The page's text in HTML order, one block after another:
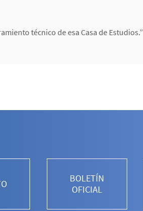
técnico de esa Casa de Estudios.”
BOLETÍN
OFICIAL